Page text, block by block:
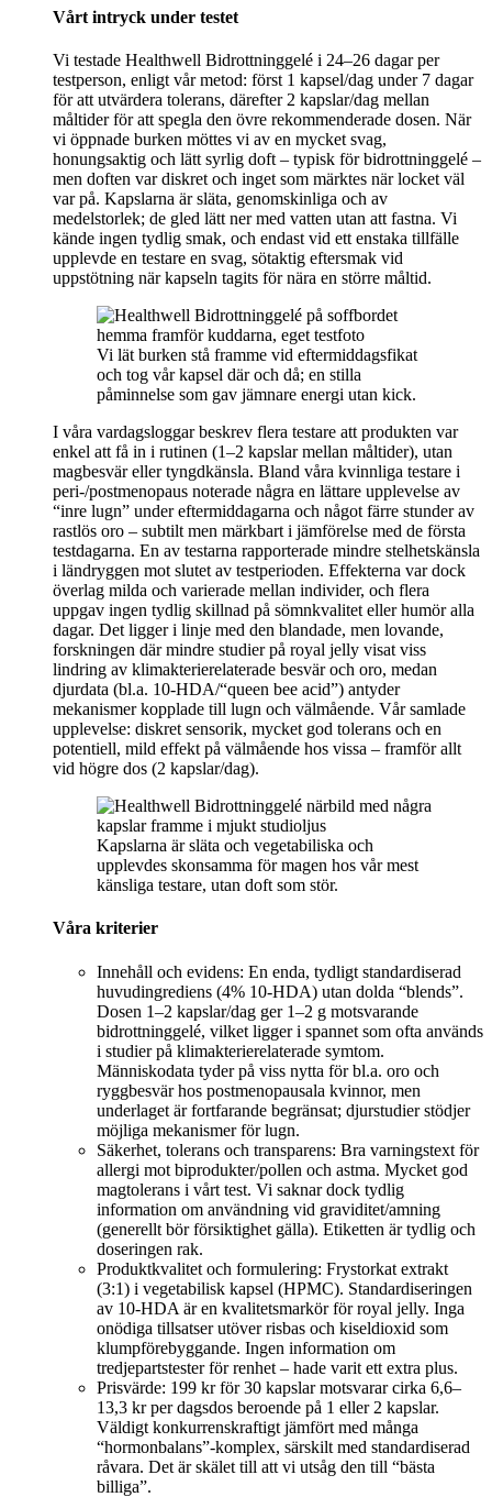
Vårt intryck under testet
Vi testade Healthwell Bidrottninggelé i 24–26 dagar per
testperson, enligt vår metod: först 1 kapsel/dag under 7 dagar
för att utvärdera tolerans, därefter 2 kapslar/dag mellan
måltider för att spegla den övre rekommenderade dosen. När
vi öppnade burken möttes vi av en mycket svag,
honungsaktig och lätt syrlig doft – typisk för bidrottninggelé –
men doften var diskret och inget som märktes när locket väl
var på. Kapslarna är släta, genomskinliga och av
medelstorlek; de gled lätt ner med vatten utan att fastna. Vi
kände ingen tydlig smak, och endast vid ett enstaka tillfälle
upplevde en testare en svag, sötaktig eftersmak vid
uppstötning när kapseln tagits för nära en större måltid.
Vi lät burken stå framme vid eftermiddagsfikat
och tog vår kapsel där och då; en stilla
påminnelse som gav jämnare energi utan kick.
I våra vardagsloggar beskrev flera testare att produkten var
enkel att få in i rutinen (1–2 kapslar mellan måltider), utan
magbesvär eller tyngdkänsla. Bland våra kvinnliga testare i
peri-/postmenopaus noterade några en lättare upplevelse av
“inre lugn” under eftermiddagarna och något färre stunder av
rastlös oro – subtilt men märkbart i jämförelse med de första
testdagarna. En av testarna rapporterade mindre stelhetskänsla
i ländryggen mot slutet av testperioden. Effekterna var dock
överlag milda och varierade mellan individer, och flera
uppgav ingen tydlig skillnad på sömnkvalitet eller humör alla
dagar. Det ligger i linje med den blandade, men lovande,
forskningen där mindre studier på royal jelly visat viss
lindring av klimakterierelaterade besvär och oro, medan
djurdata (bl.a. 10-HDA/“queen bee acid”) antyder
mekanismer kopplade till lugn och välmående. Vår samlade
upplevelse: diskret sensorik, mycket god tolerans och en
potentiell, mild effekt på välmående hos vissa – framför allt
vid högre dos (2 kapslar/dag).
Kapslarna är släta och vegetabiliska och
upplevdes skonsamma för magen hos vår mest
känsliga testare, utan doft som stör.
Våra kriterier
Innehåll och evidens: En enda, tydligt standardiserad
huvudingrediens (4% 10-HDA) utan dolda “blends”.
Dosen 1–2 kapslar/dag ger 1–2 g motsvarande
bidrottninggelé, vilket ligger i spannet som ofta används
i studier på klimakterierelaterade symtom.
Människodata tyder på viss nytta för bl.a. oro och
ryggbesvär hos postmenopausala kvinnor, men
underlaget är fortfarande begränsat; djurstudier stödjer
möjliga mekanismer för lugn.
Säkerhet, tolerans och transparens: Bra varningstext för
allergi mot biprodukter/pollen och astma. Mycket god
magtolerans i vårt test. Vi saknar dock tydlig
information om användning vid graviditet/amning
(generellt bör försiktighet gälla). Etiketten är tydlig och
doseringen rak.
Produktkvalitet och formulering: Frystorkat extrakt
(3:1) i vegetabilisk kapsel (HPMC). Standardiseringen
av 10-HDA är en kvalitetsmarkör för royal jelly. Inga
onödiga tillsatser utöver risbas och kiseldioxid som
klumpförebyggande. Ingen information om
tredjepartstester för renhet – hade varit ett extra plus.
Prisvärde: 199 kr för 30 kapslar motsvarar cirka 6,6–
13,3 kr per dagsdos beroende på 1 eller 2 kapslar.
Väldigt konkurrenskraftigt jämfört med många
“hormonbalans”-komplex, särskilt med standardiserad
råvara. Det är skälet till att vi utsåg den till “bästa
billiga”.